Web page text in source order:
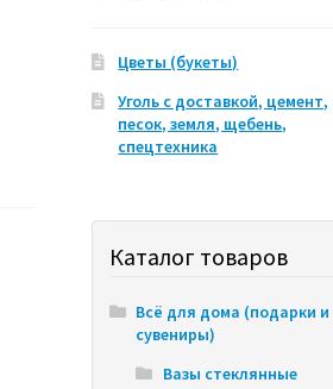
Цветы (букеты)
Уголь с доставкой, цемент,
песок, земля, щебень,
спецтехника
Каталог товаров
Всё для дома (подарки и
сувениры)
Вазы стеклянные